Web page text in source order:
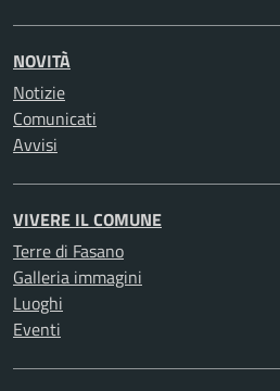
NOVITÀ
Notizie
Comunicati
Avvisi
VIVERE IL COMUNE
Terre di Fasano
Galleria immagini
Luoghi
Eventi